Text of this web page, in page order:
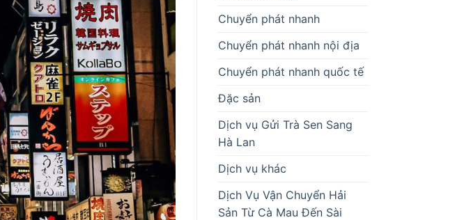
Chuyển phát nhanh
Chuyển phát nhanh nội địa
Chuyển phát nhanh quốc tế
Đặc sản
Dịch vụ Gửi Trà Sen Sang
Hà Lan
Dịch vụ khác
Dịch Vụ Vận Chuyển Hải
Sản Từ Cà Mau Đến Sài